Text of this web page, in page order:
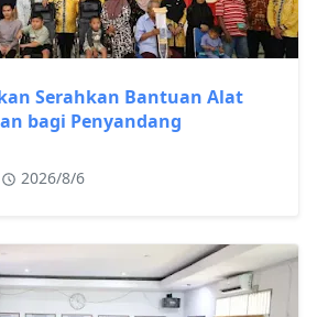
Serahkan Bantuan Alat
bagi Penyandang
2026/8/6